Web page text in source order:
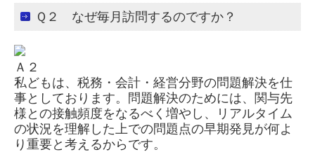
補助金・助成金・融資情報
関与先向け融資商品ご紹介
Ｑ２ なぜ毎月訪問するのですか？
Ａ２
私どもは、税務・会計・経営分野の問題解決を仕
事としております。問題解決のためには、関与先
様との接触頻度をなるべく増やし、リアルタイム
の状況を理解した上での問題点の早期発見が何よ
り重要と考えるからです。